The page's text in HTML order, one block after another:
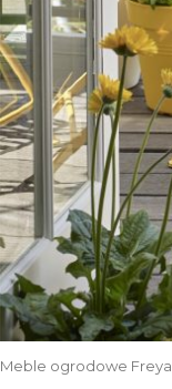
Meble ogrodowe Freya